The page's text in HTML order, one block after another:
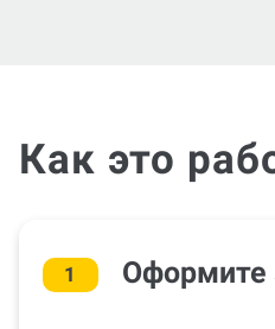
Как это
1 Оформите